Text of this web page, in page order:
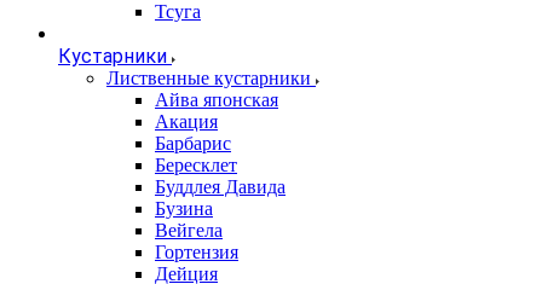
Тсуга
Кустарники
Лиственные кустарники
Айва японская
Акация
Барбарис
Бересклет
Буддлея Давида
Бузина
Вейгела
Гортензия
Дейция